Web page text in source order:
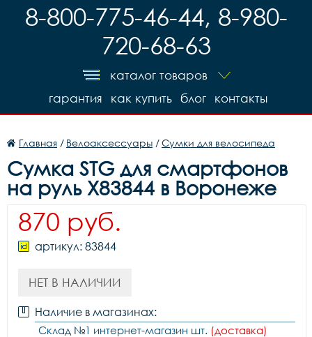
8-800-775-46-44, 8-980-
720-68-63
каталог товаров
контакты
блог
как купить
гарантия
Главная / Велоаксессуары /Сумки для велосипеда
Сумка STG для смартфонов
на руль X83844 в Воронеже
870 руб.
артикул: 83844
НЕТ В НАЛИЧИИ
Наличие в магазинах:
Склад №1 интернет-магазин шт. (доставка)